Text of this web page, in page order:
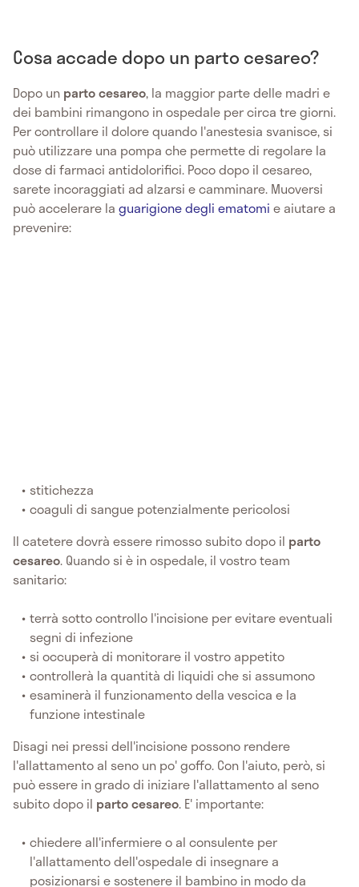
Cosa accade dopo un parto cesareo?
Dopo un parto cesareo, la maggior parte delle madri e
dei bambini rimangono in ospedale per circa tre giorni.
Per controllare il dolore quando l'anestesia svanisce, si
può utilizzare una pompa che permette di regolare la
dose di farmaci antidolorifici. Poco dopo il cesareo,
sarete incoraggiati ad alzarsi e camminare. Muoversi
può accelerare la guarigione degli ematomi e aiutare a
prevenire:
stitichezza
coaguli di sangue potenzialmente pericolosi
Il catetere dovrà essere rimosso subito dopo il parto
cesareo. Quando si è in ospedale, il vostro team
sanitario:
terrà sotto controllo l'incisione per evitare eventuali
segni di infezione
si occuperà di monitorare il vostro appetito
controllerà la quantità di liquidi che si assumono
esaminerà il funzionamento della vescica e la
funzione intestinale
Disagi nei pressi dell'incisione possono rendere
l'allattamento al seno un po' goffo. Con l'aiuto, però, si
può essere in grado di iniziare l'allattamento al seno
subito dopo il parto cesareo. E' importante:
chiedere all'infermiere o al consulente per
l'allattamento dell'ospedale di insegnare a
posizionarsi e sostenere il bambino in modo da